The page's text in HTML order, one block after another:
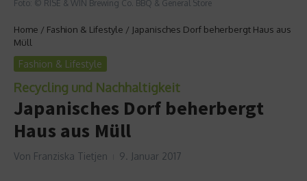
Foto: © RISE & WIN Brewing Co. BBQ & General Store
Home / Fashion & Lifestyle / Japanisches Dorf beherbergt Haus aus
Müll
Fashion & Lifestyle
Recycling und Nachhaltigkeit
Japanisches Dorf beherbergt
Haus aus Müll
Von Franziska Tietjen 9. Januar 2017